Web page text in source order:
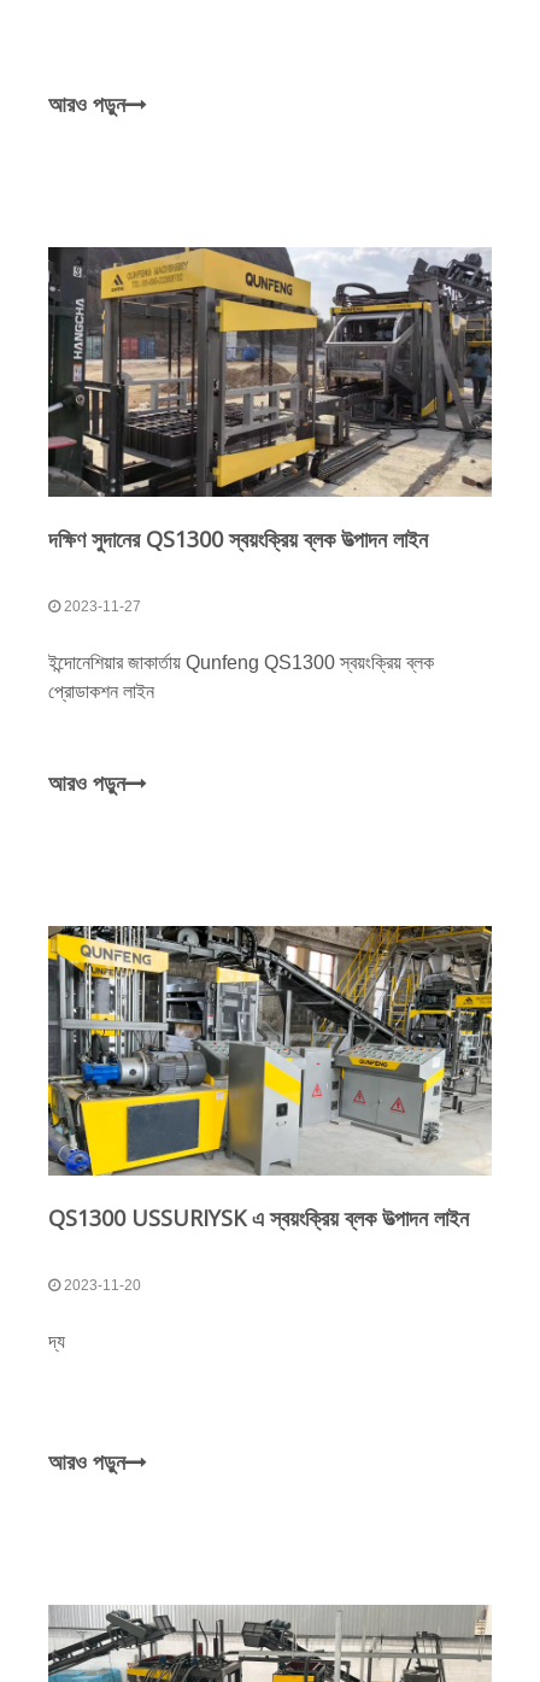
আরও পড়ুন
দক্ষিণ সুদানের QS1300 স্বয়ংক্রিয় ব্লক উত্পাদন লাইন
2023-11-27
ইন্দোনেশিয়ার জাকার্তায় Qunfeng QS1300 স্বয়ংক্রিয় ব্লক
প্রোডাকশন লাইন
আরও পড়ুন
QS1300 USSURIYSK এ স্বয়ংক্রিয় ব্লক উত্পাদন লাইন
2023-11-20
দ্য
আরও পড়ুন